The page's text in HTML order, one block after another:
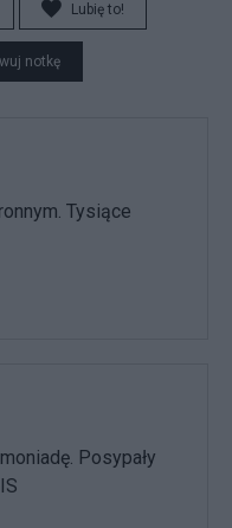
Lubię to!
notkę
Tysiące
Posypały